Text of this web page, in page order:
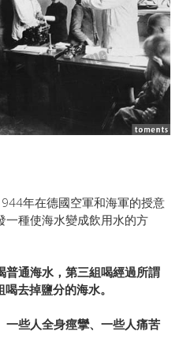
年在德國空軍和海軍的授意
一種使海水變成飲用水的方
普通海水，第三組喝經過所謂
去掉鹽分的海水。
一些人全身痙攣、一些人痛苦